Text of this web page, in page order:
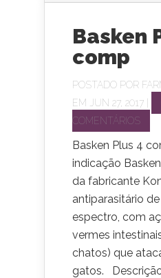
Basken
comp
POSTADO POR
EM JUN 27, 2017 |
COMENTÁRIOS
Basken Plus 4
indicação
da fabricante
antiparasitário
espectro, com
vermes
chatos) que
gatos.